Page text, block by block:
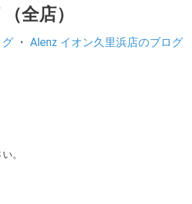
全店）
・ Alenz イオン久里浜店のブログ
。